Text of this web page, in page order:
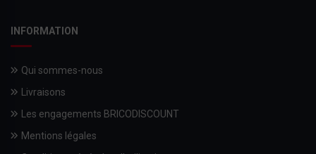
INFORMATION
Qui sommes-nous
Livraisons
Les engagements BRICODISCOUNT
Mentions légales